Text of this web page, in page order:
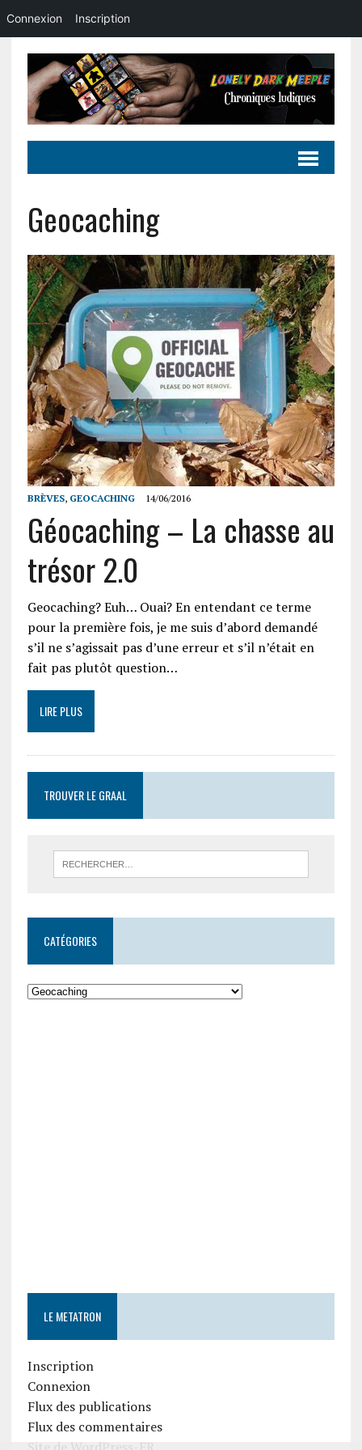
Geocaching
BRÈVES, GEOCACHING 14/06/2016
Géocaching – La chasse au
trésor 2.0
Geocaching? Euh… Ouai? En entendant ce terme
pour la première fois, je me suis d’abord demandé
s’il ne s’agissait pas d’une erreur et s’il n’était en
fait pas plutôt question…
LIRE PLUS
TROUVER LE GRAAL
CATÉGORIES
LE METATRON
Inscription
Connexion
Flux des publications
Flux des commentaires
Connexion Inscription